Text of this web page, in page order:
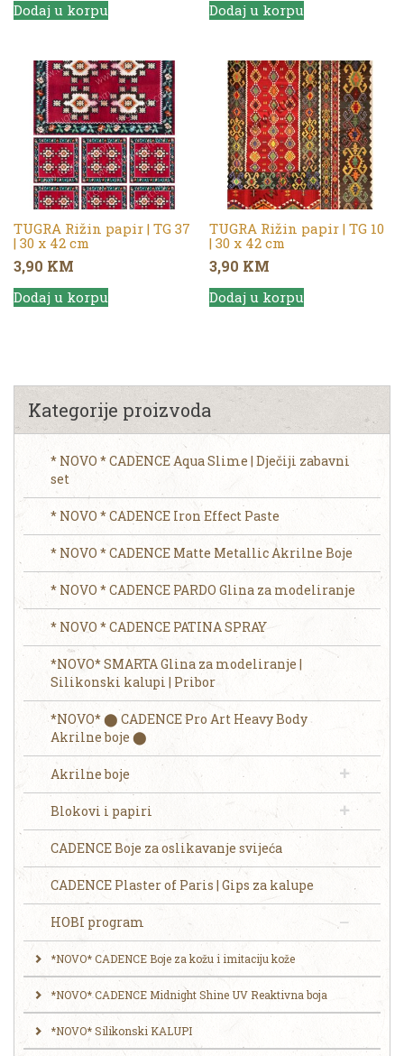
Dodaj u korpu Dodaj u korpu
TUGRA Rižin papir | TG 37
| 30 x 42 cm
3,90 KM
Dodaj u korpu
TUGRA Rižin papir | TG 10
| 30 x 42 cm
3,90 KM
Dodaj u korpu
Kategorije proizvoda
* NOVO * CADENCE Aqua Slime | Dječiji zabavni
set
* NOVO * CADENCE Iron Effect Paste
* NOVO * CADENCE Matte Metallic Akrilne Boje
* NOVO * CADENCE PARDO Glina za modeliranje
* NOVO * CADENCE PATINA SPRAY
*NOVO* SMARTA Glina za modeliranje |
Silikonski kalupi | Pribor
*NOVO* ⬤ CADENCE Pro Art Heavy Body
Akrilne boje ⬤
Akrilne boje
Blokovi i papiri
CADENCE Boje za oslikavanje svijeća
CADENCE Plaster of Paris | Gips za kalupe
HOBI program
*NOVO* CADENCE Boje za kožu i imitaciju kože
*NOVO* CADENCE Midnight Shine UV Reaktivna boja
*NOVO* Silikonski KALUPI